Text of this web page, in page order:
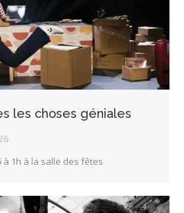
les choses géniales
à 1h à la salle des fêtes